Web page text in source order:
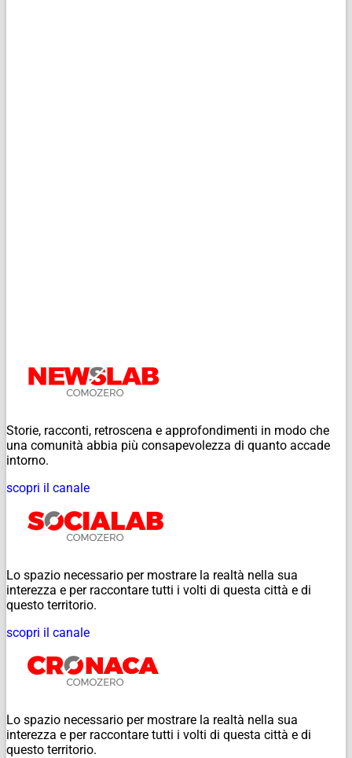
Storie, racconti, retroscena e approfondimenti in modo che
una comunità abbia più consapevolezza di quanto accade
intorno.
scopri il canale
Lo spazio necessario per mostrare la realtà nella sua
interezza e per raccontare tutti i volti di questa città e di
questo territorio.
scopri il canale
Lo spazio necessario per mostrare la realtà nella sua
interezza e per raccontare tutti i volti di questa città e di
questo territorio.